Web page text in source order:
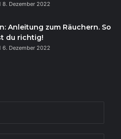
8. Dezember 2022
Anleitung zum Räuchern. So
du richtig!
6. Dezember 2022